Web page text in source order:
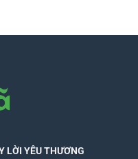
LỜI YÊU THƯƠNG